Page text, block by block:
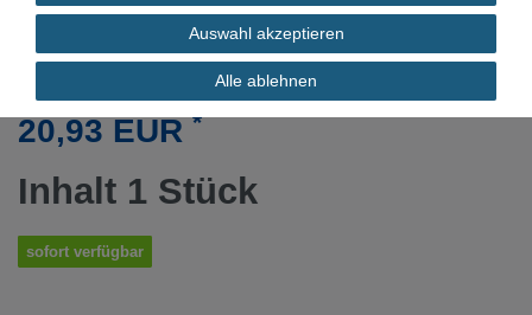
20,93 EUR *
Inhalt 1 Stück
sofort verfügbar
Auswahl akzeptieren
Alle ablehnen